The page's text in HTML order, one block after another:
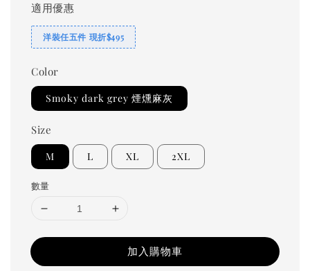
適用優惠
洋裝任五件 現折$495
Color
Smoky dark grey 煙燻麻灰
Size
M L XL 2XL
數量
加入購物車